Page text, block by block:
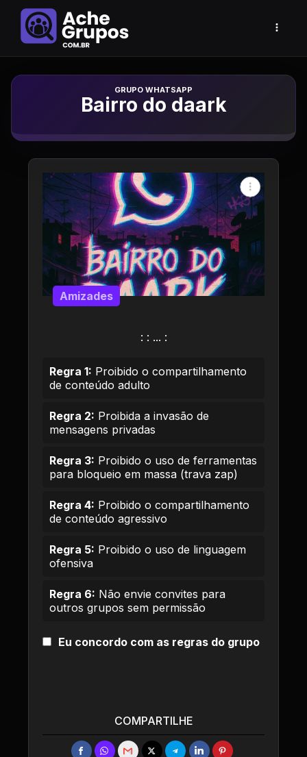
Grupo de Whatsapp
Bairro do daark
: : ... :
Amizades
Regra 1: Proibido o compartilhamento
de conteúdo adulto
Regra 2: Proibida a invasão de
mensagens privadas
Regra 3: Proibido o uso de ferramentas
para bloqueio em massa (trava zap)
Regra 4: Proibido o compartilhamento
de conteúdo agressivo
Regra 5: Proibido o uso de linguagem
ofensiva
Regra 6: Não envie convites para
outros grupos sem permissão
Eu concordo com as regras do grupo
COMPARTILHE